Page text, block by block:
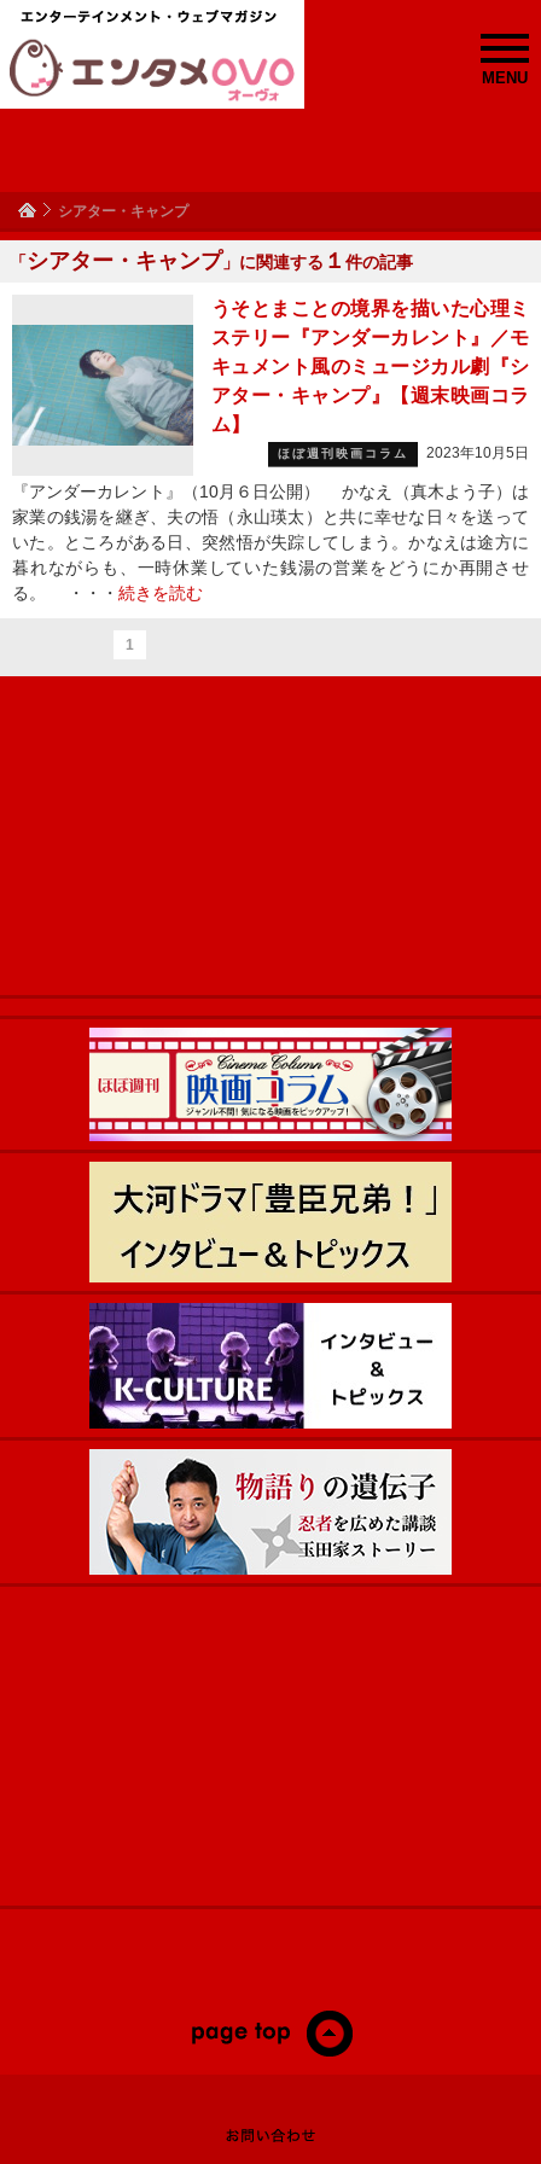
MENU
シアター・キャンプ
「シアター・キャンプ 」に関連する １ 件の記事
うそとまことの境界を描いた心理ミ
ステリー『アンダーカレント』／モ
キュメント風のミュージカル劇『シ
アター・キャンプ』【週末映画コラ
ム】
ほぼ週刊映画コラム 2023年10月5日
『アンダーカレント』（10月６日公開） かなえ（真木よう子）は
家業の銭湯を継ぎ、夫の悟（永山瑛太）と共に幸せな日々を送って
いた。ところがある日、突然悟が失踪してしまう。かなえは途方に
暮れながらも、一時休業していた銭湯の営業をどうにか再開させ
る。 ・・・ 続きを読む
1